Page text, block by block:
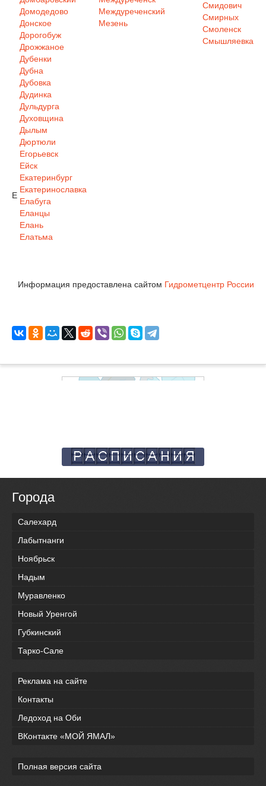
Домодедово
Донское
Дорогобуж
Дрожжаное
Дубенки
Дубна
Дубовка
Дудинка
Дульдурга
Духовщина
Дылым
Дюртюли
Е
Егорьевск
Ейск
Екатеринбург
Екатеринославка
Елабуга
Еланцы
Елань
Елатьма
Междуреченский
Мезень
Смидович
Смирных
Смоленск
Смышляевка
Информация предоставлена сайтом Гидрометцентр России
Города
Салехард
Лабытнанги
Ноябрьск
Надым
Муравленко
Новый Уренгой
Губкинский
Тарко-Сале
Реклама на сайте
Контакты
Ледоход на Оби
ВКонтакте «МОЙ ЯМАЛ»
Полная версия сайта